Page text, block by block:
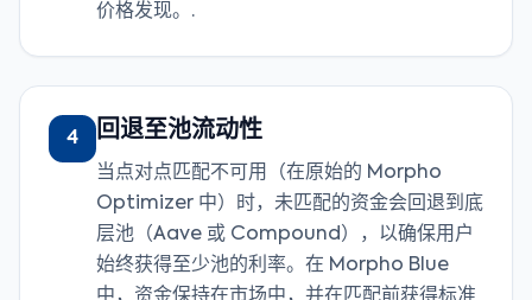
价格发现。.
4 回退至池流动性
当点对点匹配不可用（在原始的 Morph​o
Optimizer 中）时，未匹配的资金会回退到底
层池（Aave 或 Compound），以确保用户
始终获得至少池的利率。在 Morph​o Blue